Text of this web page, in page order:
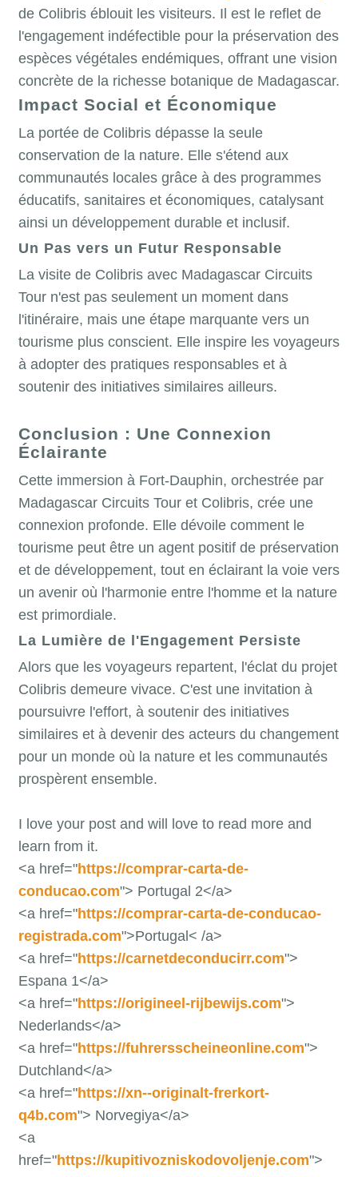
de Colibris éblouit les visiteurs. Il est le reflet de
l'engagement indéfectible pour la préservation des
espèces végétales endémiques, offrant une vision
concrète de la richesse botanique de Madagascar.
Impact Social et Économique
La portée de Colibris dépasse la seule
conservation de la nature. Elle s'étend aux
communautés locales grâce à des programmes
éducatifs, sanitaires et économiques, catalysant
ainsi un développement durable et inclusif.
Un Pas vers un Futur Responsable
La visite de Colibris avec Madagascar Circuits
Tour n'est pas seulement un moment dans
l'itinéraire, mais une étape marquante vers un
tourisme plus conscient. Elle inspire les voyageurs
à adopter des pratiques responsables et à
soutenir des initiatives similaires ailleurs.
Conclusion : Une Connexion
Éclairante
Cette immersion à Fort-Dauphin, orchestrée par
Madagascar Circuits Tour et Colibris, crée une
connexion profonde. Elle dévoile comment le
tourisme peut être un agent positif de préservation
et de développement, tout en éclairant la voie vers
un avenir où l'harmonie entre l'homme et la nature
est primordiale.
La Lumière de l'Engagement Persiste
Alors que les voyageurs repartent, l'éclat du projet
Colibris demeure vivace. C'est une invitation à
poursuivre l'effort, à soutenir des initiatives
similaires et à devenir des acteurs du changement
pour un monde où la nature et les communautés
prospèrent ensemble.
I love your post and will love to read more and
learn from it.
<a href="https://comprar-carta-de-
conducao.com"> Portugal 2</a>
<a href="https://comprar-carta-de-conducao-
registrada.com">Portugal< /a>
<a href="https://carnetdeconducirr.com">
Espana 1</a>
<a href="https://origineel-rijbewijs.com">
Nederlands</a>
<a href="https://fuhrersscheineonline.com">
Dutchland</a>
<a href="https://xn--originalt-frerkort-
q4b.com"> Norvegiya</a>
<a
href="https://kupitivozniskodovoljenje.com">